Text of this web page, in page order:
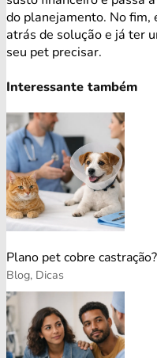
do planejamento. No fim,
atrás de solução e já ter
seu pet precisar.
Interessante também
Plano pet cobre castração?
Blog, Dicas